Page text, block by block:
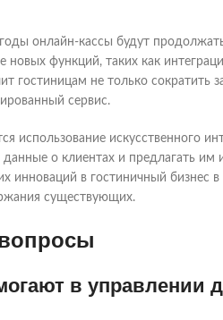
онлайн-кассы будут
функций, таких как
гостиницам не только сократить
сервис.
использование искусственного
данные о клиентах и предлагать
инноваций в гостиничный
существующих.
в управлении